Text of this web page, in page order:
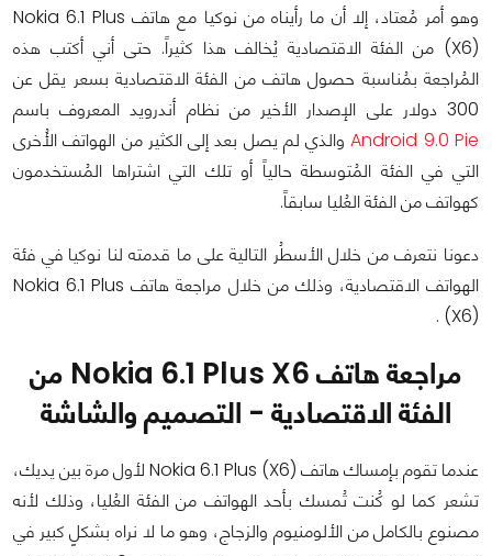
وهو أمر مُعتاد، إلا أن ما رأيناه من نوكيا مع هاتف Nokia 6.1 Plus
(X6) من الفئة الاقتصادية يُخالف هذا كثيراً. حتى أني أكتب هذه
المُراجعة بمُناسبة حصول هاتف من الفئة الاقتصادية بسعر يقل عن
300 دولار على الإصدار الأخير من نظام أندرويد المعروف باسم
Android 9.0 Pieوالذي لم يصل بعد إلى الكثير من الهواتف الأُخرى
التي في الفئة المُتوسطة حالياً أو تلك التي اشتراها المُستخدمون
كهواتف من الفئة العُليا سابقاً.
دعونا نتعرف من خلال الأسطُر التالية على ما قدمته لنا نوكيا في فئة
الهواتف الاقتصادية، وذلك من خلال مراجعة هاتف Nokia 6.1 Plus
(X6) .
مراجعة هاتف Nokia 6.1 Plus X6 من
الفئة الاقتصادية - التصميم والشاشة
عندما تقوم بإمساك هاتف Nokia 6.1 Plus (X6) لأول مرة بين يديك،
تشعر كما لو كُنت تُمسك بأحد الهواتف من الفئة العُليا، وذلك لأنه
مصنوع بالكامل من الألومنيوم والزجاج، وهو ما لا نراه بشكلٍ كبير في